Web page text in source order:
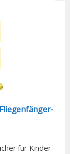
für Kinder